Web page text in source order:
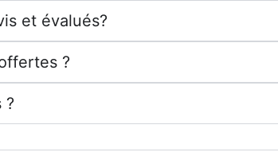
et évalués?
?
?